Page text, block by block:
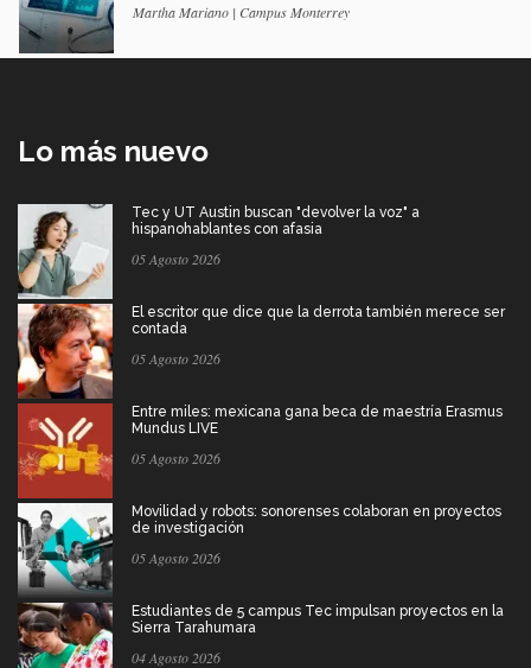
Martha Mariano | Campus Monterrey
Lo más nuevo
Tec y UT Austin buscan "devolver la voz" a
hispanohablantes con afasia
05 Agosto 2026
El escritor que dice que la derrota también merece ser
contada
05 Agosto 2026
Entre miles: mexicana gana beca de maestría Erasmus
Mundus LIVE
05 Agosto 2026
Movilidad y robots: sonorenses colaboran en proyectos
de investigación
05 Agosto 2026
Estudiantes de 5 campus Tec impulsan proyectos en la
Sierra Tarahumara
04 Agosto 2026